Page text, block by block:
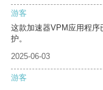
游客
这款加速器VPM应用程
护。
2025-06-03
游客